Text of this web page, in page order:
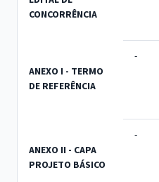
CONCORRÊNCIA
ANEXO I - TERMO
DE REFERÊNCIA
-
ANEXO II - CAPA
PROJETO BÁSICO
-